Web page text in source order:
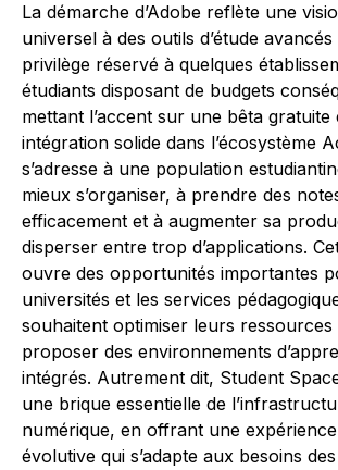
La démarche d’Adobe reflète une
universel à des outils d’étude avancés
privilège réservé à quelques
étudiants disposant de budgets
mettant l’accent sur une bêta
intégration solide dans l’écosystème
s’adresse à une population
mieux s’organiser, à prendre des
efficacement et à augmenter sa
disperser entre trop d’applications.
ouvre des opportunités importantes
universités et les services
souhaitent optimiser leurs ressources
proposer des environnements
intégrés. Autrement dit, Student
une brique essentielle de
numérique, en offrant une
évolutive qui s’adapte aux besoins